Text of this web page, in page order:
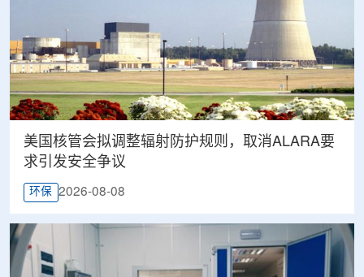
美国核管会拟调整辐射防护规则，取消ALARA要
求引发安全争议
环保 2026-08-08